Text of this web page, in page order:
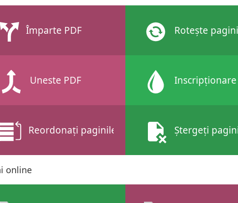
Împarte PDF Rotește
Uneste PDF Inscripționare
Reordonați paginile Ștergeți
online